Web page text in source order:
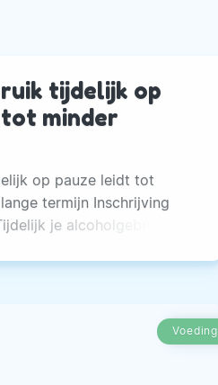
tijdelijk op
minder
op pauze leidt tot
termijn Inschrijving
je alcoholgebruik op
Dat blijkt uit recent
van Tilburg University
Voeding